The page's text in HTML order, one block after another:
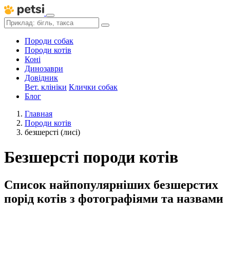
Породи собак
Породи котів
Коні
Динозаври
Довідник
Вет. клініки Клички собак
Блог
Главная
Породи котів
безшерсті (лисі)
Безшерсті породи котів
Список найпопулярніших безшерстих
порід котів з фотографіями та назвами